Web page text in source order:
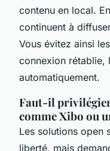
contenu en local.
continuent à
Vous évitez ainsi
connexion rétablie,
automatiquement.
Faut-il
comme Xibo ou
Les solutions open
liberté, mais